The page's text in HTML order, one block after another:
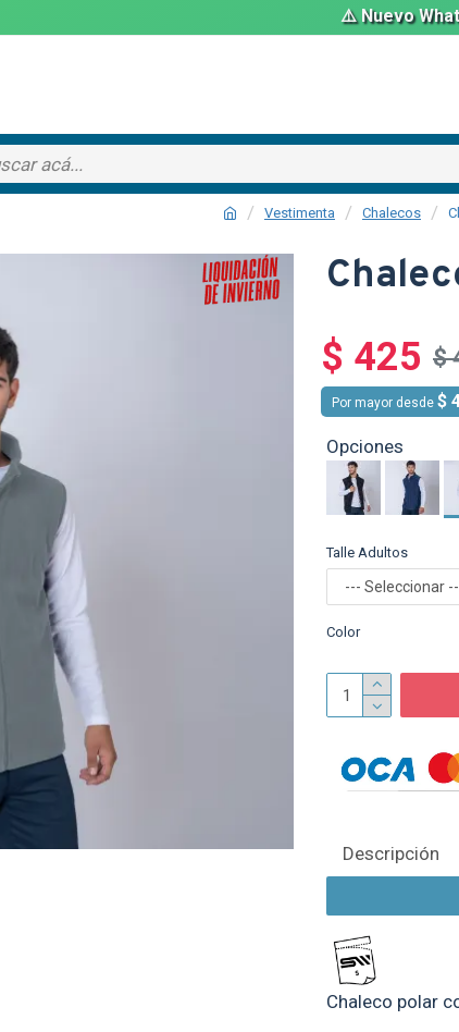
⚠️ Nuevo
Vestimenta Chalecos
SALE
$ 425 $
Por mayor desde $
Opciones
Talle Adultos
Color
Descripción
Chaleco polar